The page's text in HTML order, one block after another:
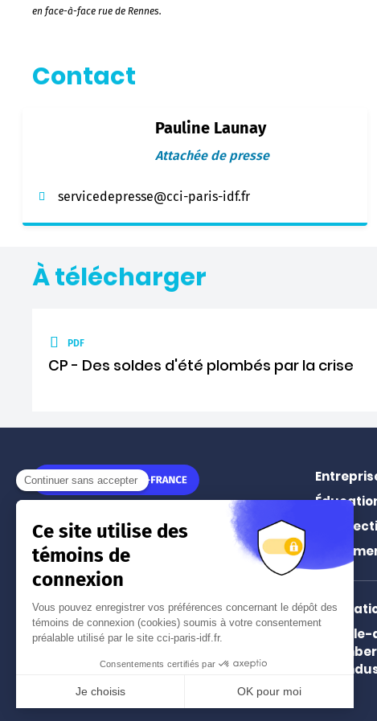
en face-à-face rue de Rennes.
Contact
Pauline Launay
Attachée de presse
servicedepresse@cci-paris-idf.fr
À télécharger
PDF
CP - Des soldes d'été plombés par la crise
11 rue Léon Jouhaux
75010Paris
01 55 65 44 44
(prix d'un appel local)
Nos implantations à Paris
et en Île-de-France
Paris
and